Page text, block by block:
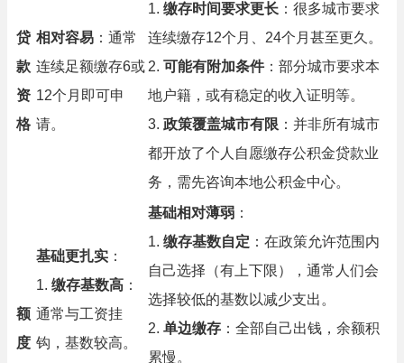
贷
款
资
格
相对容易 ：通常
连续足额缴存6或
12个月即可申
请。
1. 缴存时间要求更长 ：很多城市要求
连续缴存12个月、24个月甚至更久。
2. 可能有附加条件：部分城市要求本
地户籍，或有稳定的收入证明等。
3. 政策覆盖城市有限 ：并非所有城市
都开放了个人自愿缴存公积金贷款业
务，需先咨询本地公积金中心。
额
度
基础更扎实 ：
1. 缴存基数高 ：
通常与工资挂
钩，基数较高。
基础相对薄弱 ：
1. 缴存基数自定 ：在政策允许范围内
自己选择（有上下限），通常人们会
选择较低的基数以减少支出。
2. 单边缴存 ：全部自己出钱，余额积
累慢。